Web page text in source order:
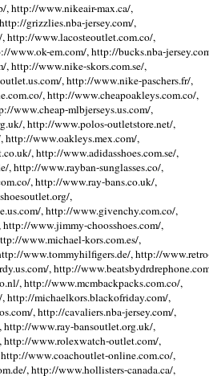
http://www.nikeair-max.ca/,
grizzlies.nba-jersey.com/,
http://www.lacosteoutlet.com.co/,
www.ok-em.com/, http://bucks.nba-
, http://www.nike-skors.com.se/,
, http://www.nike-paschers.fr/,
, http://www.cheapoakleys.com.co/,
www.cheap-mlbjerseys.us.com/,
, http://www.polos-outletstore.net/,
www.oakleys.mex.com/,
, http://www.adidasshoes.com.se/,
, http://www.rayban-sunglasses.co/,
, http://www.ray-bans.co.uk/,
,
, http://www.givenchy.com.co/,
www.jimmy-choosshoes.com/,
www.michael-kors.com.es/,
www.tommyhilfigers.de/, http://
, http://
, http://www.mcmbackpacks.com.co/,
http://michaelkors.blackofriday.com/,
, http://cavaliers.nba-jersey.com/,
http://www.ray-bansoutlet.org.uk/,
http://www.rolexwatch-outlet.com/,
www.coachoutlet-online.com.co/,
, http://www.hollisters-canada.ca/,